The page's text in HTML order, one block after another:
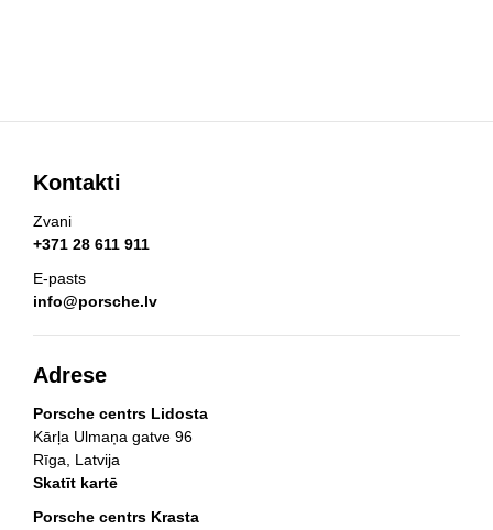
Kontakti
Zvani
+371 28 611 911
E-pasts
info@porsche.lv
Adrese
Porsche centrs Lidosta
Kārļa Ulmaņa gatve 96
Rīga, Latvija
Skatīt kartē
Porsche centrs Krasta